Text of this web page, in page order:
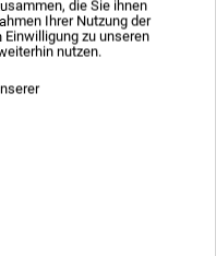
die Sie ihnen
Ihrer Nutzung der
zu unseren
nutzen.
for dette